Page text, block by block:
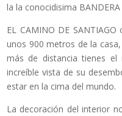
la la conocidisima BANDERA
EL CAMINO DE
unos 900 metros de la
más de distancia tienes
increíble vista de su
estar en la cima del mundo.
La decoración del interior